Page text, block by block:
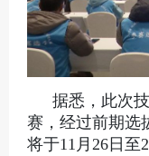
据悉，此次
赛，经过前期选
将于11月26日至